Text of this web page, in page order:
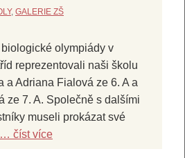
, GALERIE ZŠ
olympiády v
reprezentovali naši školu
a Adriana Fialová ze 6. A a
ze 7. A. Společně s dalšími
museli prokázat své
… číst více